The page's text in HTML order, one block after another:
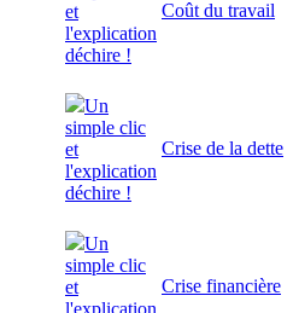
et
l'explication
déchire !
Coût du travail
Un
simple clic
et
l'explication
déchire !
Crise de la dette
Un
simple clic
et
l'explication
Crise financière